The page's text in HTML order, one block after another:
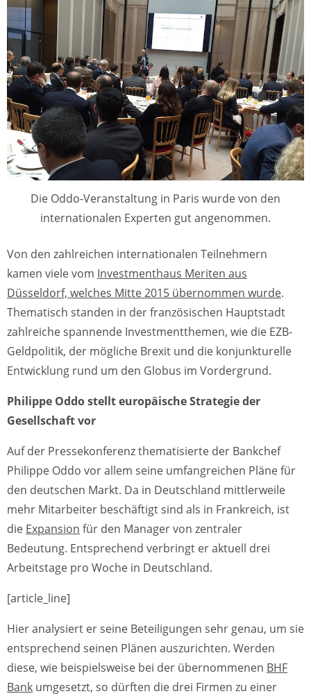
Die Oddo-Veranstaltung in Paris wurde von den
internationalen Experten gut angenommen.
Von den zahlreichen internationalen Teilnehmern
kamen viele vom Investmenthaus Meriten aus
Düsseldorf, welches Mitte 2015 übernommen wurde.
Thematisch standen in der französischen Hauptstadt
zahlreiche spannende Investmentthemen, wie die EZB-
Geldpolitik, der mögliche Brexit und die konjunkturelle
Entwicklung rund um den Globus im Vordergrund.
Philippe Oddo stellt europäische Strategie der
Gesellschaft vor
Auf der Pressekonferenz thematisierte der Bankchef
Philippe Oddo vor allem seine umfangreichen Pläne für
den deutschen Markt. Da in Deutschland mittlerweile
mehr Mitarbeiter beschäftigt sind als in Frankreich, ist
die Expansion für den Manager von zentraler
Bedeutung. Entsprechend verbringt er aktuell drei
Arbeitstage pro Woche in Deutschland.
[article_line]
Hier analysiert er seine Beteiligungen sehr genau, um sie
entsprechend seinen Plänen auszurichten. Werden
diese, wie beispielsweise bei der übernommenen BHF
Bank umgesetzt, so dürften die drei Firmen zu einer